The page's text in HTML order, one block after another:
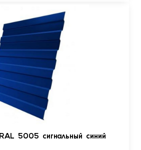
5005 сигнальный синий